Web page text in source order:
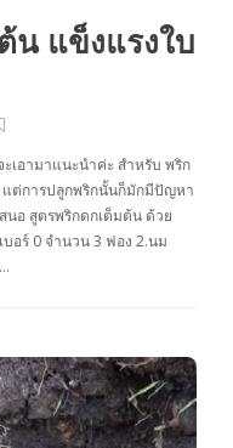
น แข็งแรงใบ
ะเอามาแนะนำค่ะ สำหรับ พริก
ต่การปลูกพริกนั้นก็มักมีปัญหา
นอ สูตรพริกดกเต็มต้น ด้วย
อร์ 0 จำนวน 3 ฟอง 2.นม